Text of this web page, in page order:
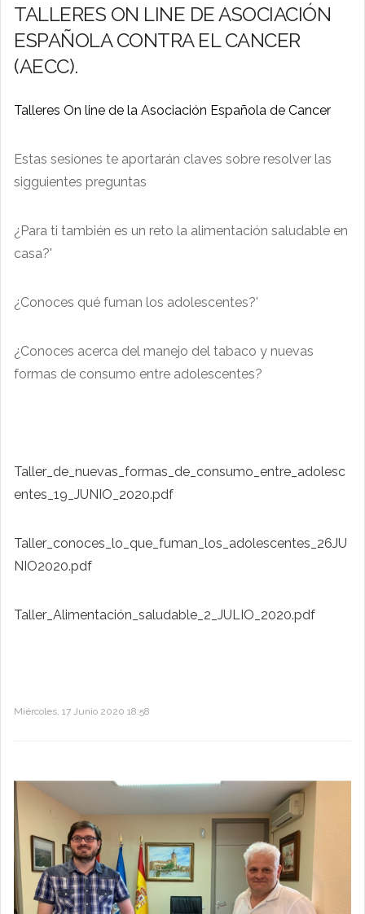
TALLERES ON LINE DE ASOCIACIÓN
ESPAÑOLA CONTRA EL CANCER
(AECC).
Talleres On line de la Asociación Española de Cancer
Estas sesiones te aportarán claves sobre resolver las
sigguientes preguntas
¿Para ti también es un reto la alimentación saludable en
casa?'
¿Conoces qué fuman los adolescentes?'
¿Conoces acerca del manejo del tabaco y nuevas
formas de consumo entre adolescentes?
Taller_de_nuevas_formas_de_consumo_entre_adolesc
entes_19_JUNIO_2020.pdf
Taller_conoces_lo_que_fuman_los_adolescentes_26JU
NIO2020.pdf
Taller_Alimentación_saludable_2_JULIO_2020.pdf
Miércoles, 17 Junio 2020 18:58